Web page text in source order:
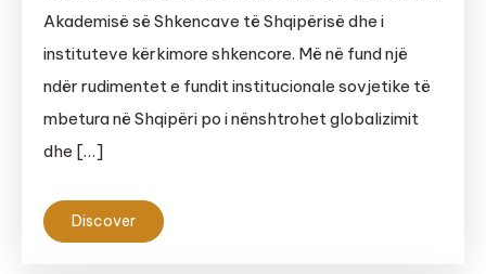
Akademisë së Shkencave të Shqipërisë dhe i
instituteve kërkimore shkencore. Më në fund një
ndër rudimentet e fundit institucionale sovjetike të
mbetura në Shqipëri po i nënshtrohet globalizimit
dhe […]
Discover